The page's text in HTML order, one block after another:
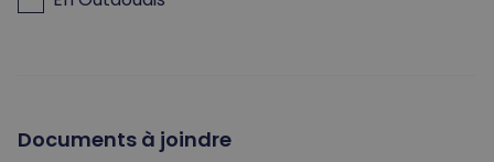
Documents à joindre